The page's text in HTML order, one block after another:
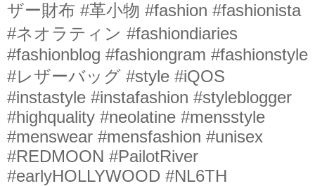
ザー財布 #革小物 #fashion #fashionista
#ネオラティン #fashiondiaries
#fashionblog #fashiongram #fashionstyle
#レザーバッグ #style #iQOS
#instastyle #instafashion #styleblogger
#highquality #neolatine #mensstyle
#menswear #mensfashion #unisex
#REDMOON #PailotRiver
#earlyHOLLYWOOD #NL6TH